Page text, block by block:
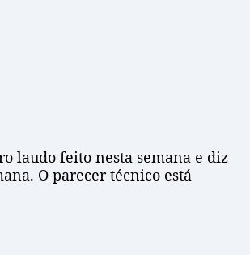
laudo feito nesta semana e diz
O parecer técnico está